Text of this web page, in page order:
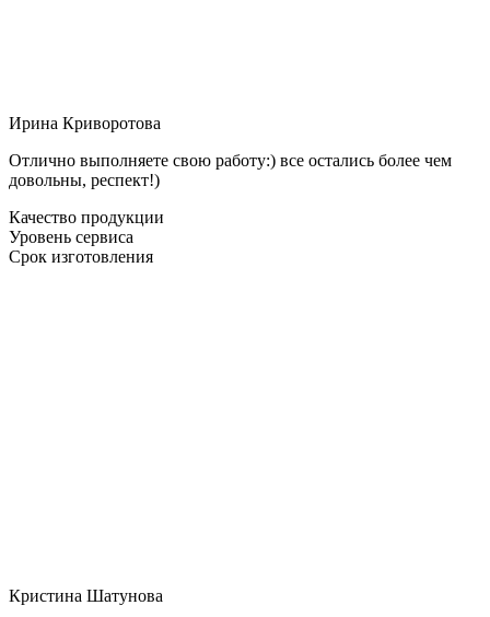
Ирина Криворотова
Отлично выполняете свою работу:) все остались более чем
довольны, респект!)
Качество продукции
Уровень сервиса
Срок изготовления
Кристина Шатунова